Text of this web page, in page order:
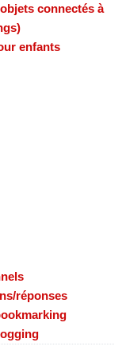
connectés à
enfants
réponses